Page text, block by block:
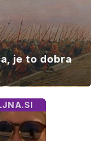
je to dobra